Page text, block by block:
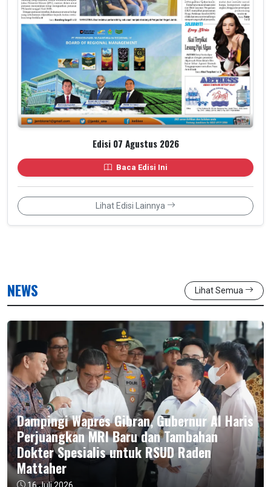
Edisi 07 Agustus 2026
Baca Edisi Ini
Lihat Edisi Lainnya
NEWS Lihat Semua
Dampingi Wapres Gibran, Gubernur Al Haris
Perjuangkan MRI Baru dan Tambahan
Dokter Spesialis untuk RSUD Raden
Mattaher
16 Juli 2026